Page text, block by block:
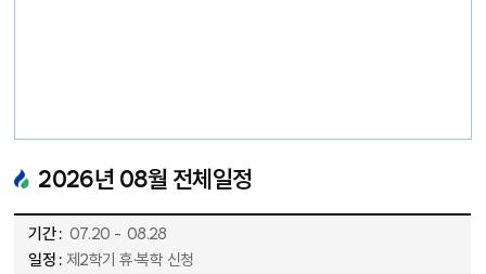
2026년 08월 전체일정
07.20 - 08.28
제2학기 휴·복학 신청